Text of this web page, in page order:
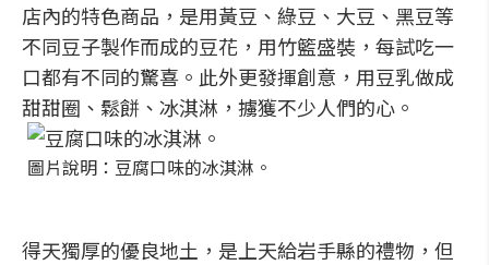
店內的特色商品，是用黃豆、綠豆、大豆、黑豆等
不同豆子製作而成的豆花，用竹籃盛裝，每試吃一
口都有不同的驚喜。此外更發揮創意，用豆乳做成
甜甜圈、鬆餅、冰淇淋，擄獲不少人們的心。
圖片說明：豆腐口味的冰淇淋。
得天獨厚的優良地土，是上天給岩手縣的禮物，但